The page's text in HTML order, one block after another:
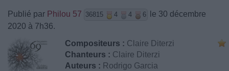
Publié par Philou 57 36815 4 4 6
le 30 décembre
2020 à 7h36.
Compositeurs : Claire Diterzi
Chanteurs : Claire Diterzi
Auteurs : Rodrigo Garcia